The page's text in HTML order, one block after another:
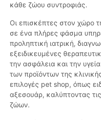
κάθε ζώου συντροφιάς.
Οι επισκέπτες στον χώρο
σε ένα πλήρες φάσμα
προληπτική ιατρική,
εξειδικευμένες
την ασφάλεια και την
των προϊόντων της
επιλογές pet shop, όπως
αξεσουάρ, καλύπτοντας
ζώων.